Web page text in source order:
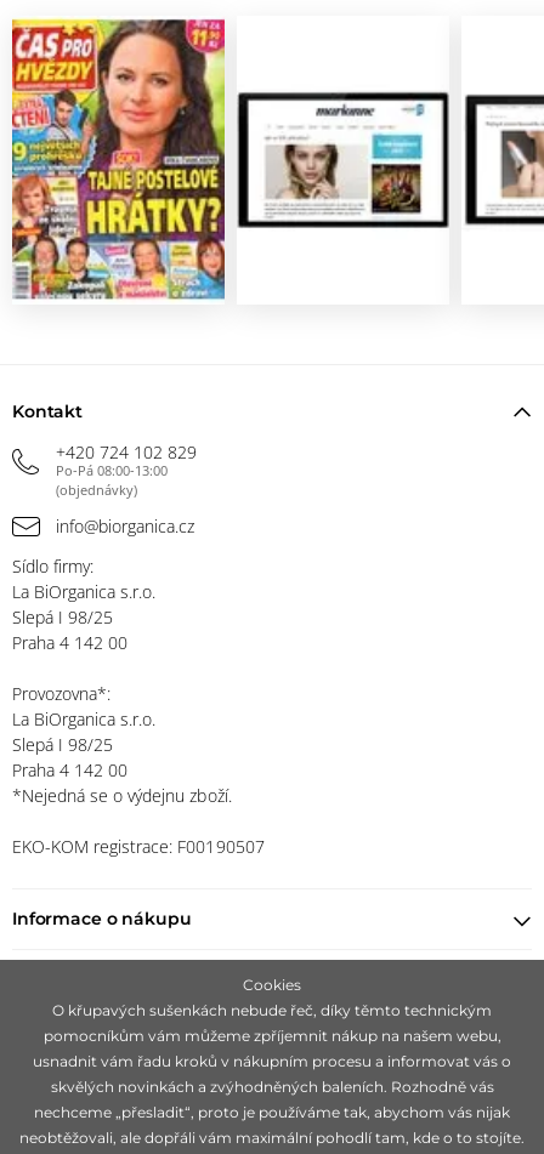
Kontakt
+420 724 102 829
Po-Pá 08:00-13:00
(objednávky)
info@biorganica.cz
Sídlo firmy:
La BiOrganica s.r.o.
Slepá I 98/25
Praha 4 142 00
Provozovna*:
La BiOrganica s.r.o.
Slepá I 98/25
Praha 4 142 00
*Nejedná se o výdejnu zboží.
EKO-KOM registrace: F00190507
Informace o nákupu
Zůstaňte s námi v kontaktu
Cookies
O křupavých sušenkách nebude řeč, díky těmto technickým
pomocníkům vám můžeme zpříjemnit nákup na našem webu,
usnadnit vám řadu kroků v nákupním procesu a informovat vás o
skvělých novinkách a zvýhodněných baleních. Rozhodně vás
nechceme „přesladit“, proto je používáme tak, abychom vás nijak
neobtěžovali, ale dopřáli vám maximální pohodlí tam, kde o to stojíte.